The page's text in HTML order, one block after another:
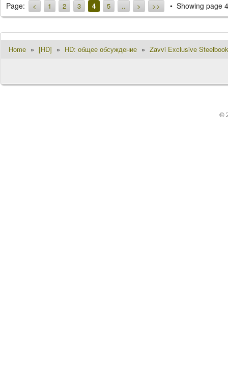
Page: < 1 2 3 4 5 .. > >> Showing page
Home » [HD] » HD: общее обсуждение » Zavvi Exclusive
©